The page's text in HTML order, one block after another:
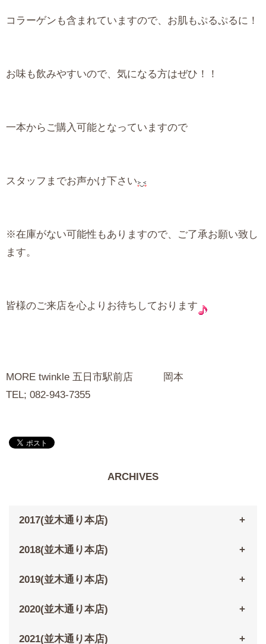
コラーゲンも含まれていますので、お肌もぷるぷるに！
お味も飲みやすいので、気になる方はぜひ！！
一本からご購入可能となっていますので
スタッフまでお声かけ下さい
※在庫がない可能性もありますので、ご了承お願い致し
ます。
皆様のご来店を心よりお待ちしております
MORE twinkle 五日市駅前店 岡本
TEL; 082-943-7355
ARCHIVES
2017(並木通り本店)
2018(並木通り本店)
2019(並木通り本店)
2020(並木通り本店)
2021(並木通り本店)